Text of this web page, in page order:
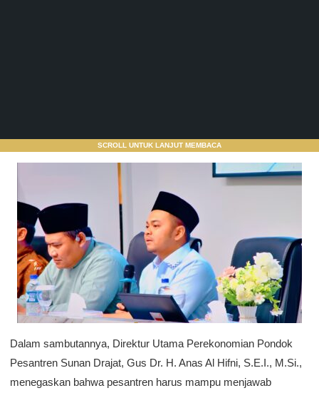
SCROLL UNTUK LANJUT MEMBACA
Dalam sambutannya, Direktur Utama Perekonomian Pondok
Pesantren Sunan Drajat, Gus Dr. H. Anas Al Hifni, S.E.I., M.Si.,
menegaskan bahwa pesantren harus mampu menjawab